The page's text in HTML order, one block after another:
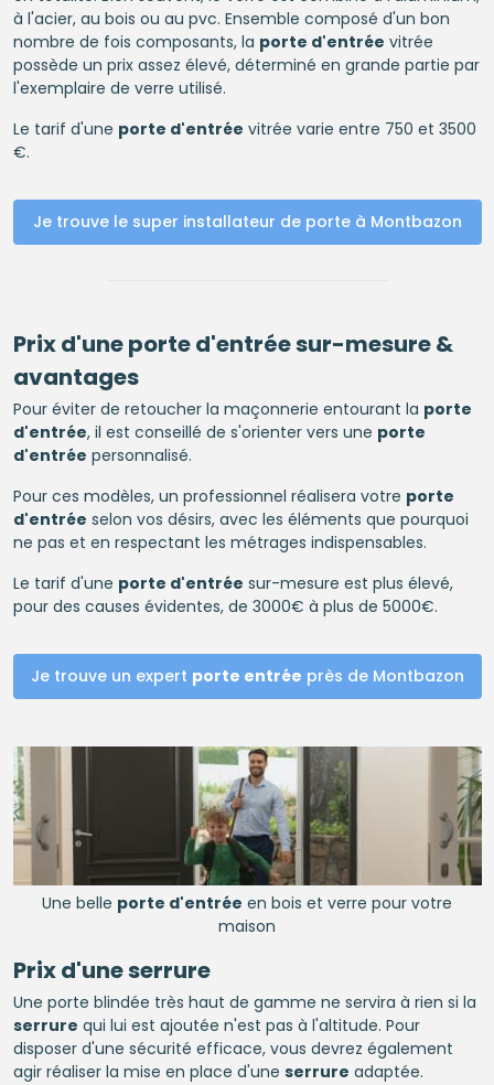
à l'acier, au bois ou au pvc. Ensemble composé d'un bon
nombre de fois composants, la porte d'entrée vitrée
possède un prix assez élevé, déterminé en grande partie par
l'exemplaire de verre utilisé.
Le tarif d'une porte d'entrée vitrée varie entre 750 et 3500
€.
Je trouve le super installateur de porte à Montbazon
Prix d'uneporte d'entréesur-mesure &
avantages
Pour éviter de retoucher la maçonnerie entourant la porte
d'entrée, il est conseillé de s'orienter vers une porte
d'entrée personnalisé.
Pour ces modèles, un professionnel réalisera votre porte
d'entrée selon vos désirs, avec les éléments que pourquoi
ne pas et en respectant les métrages indispensables.
Le tarif d'une porte d'entrée sur-mesure est plus élevé,
pour des causes évidentes, de 3000€ à plus de 5000€.
Je trouve un expert porte entrée près de Montbazon
Une belle porte d'entrée en bois et verre pour votre
maison
Prix d'uneserrure
Une porte blindée très haut de gamme ne servira à rien si la
serrure qui lui est ajoutée n'est pas à l'altitude. Pour
disposer d'une sécurité efficace, vous devrez également
agir réaliser la mise en place d'une serrure adaptée.